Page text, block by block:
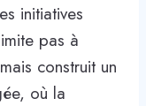
initiatives
pas à
construit un
où la